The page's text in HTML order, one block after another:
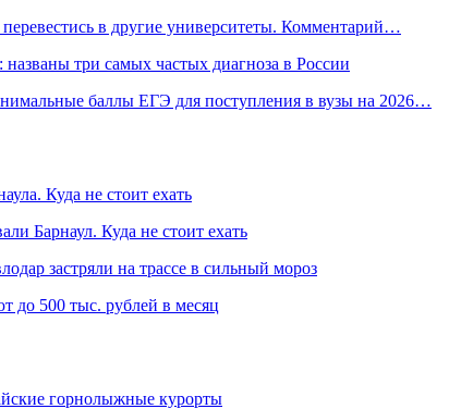
в другие университеты. Комментарий…
три самых частых диагноза в России
баллы ЕГЭ для поступления в вузы на 2026…
Куда не стоит ехать
Барнаул. Куда не стоит ехать
застряли на трассе в сильный мороз
до 500 тыс. рублей в месяц
горнолыжные курорты